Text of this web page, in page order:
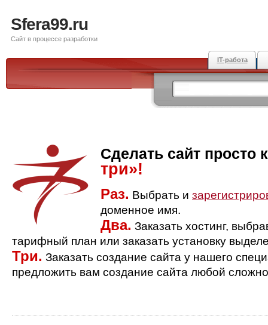
Sfera99.ru
Сайт в процессе разработки
IT-работа
Сделать сайт просто
три»!
Раз. Выбрать и
доменное имя.
Два. Заказать хостинг,
тарифный план или заказать установку
Три. Заказать создание сайта у нашего
предложить вам создание сайта любой